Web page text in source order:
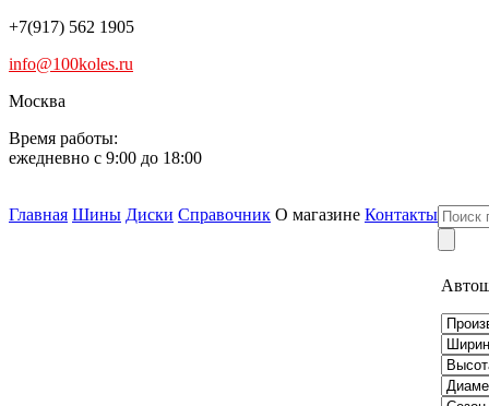
+7(917) 562 1905
info@100koles.ru
Москва
Время работы:
ежедневно с 9:00 до 18:00
Главная Шины Диски Справочник О магазине Контакты